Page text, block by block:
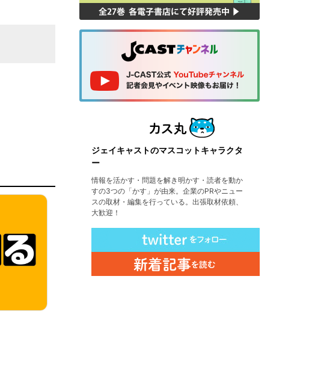
ジェイキャストのマスコットキャラクタ
ー
情報を活かす・問題を解き明かす・読者を動か
すの3つの「かす」が由来。企業のPRやニュー
スの取材・編集を行っている。出張取材依頼、
大歓迎！